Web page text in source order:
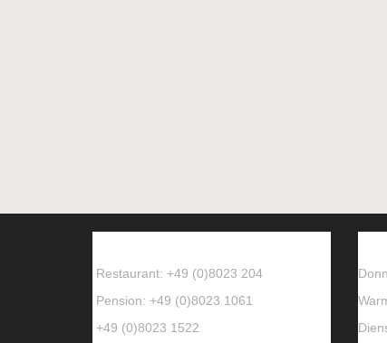
Restaurant: +49 (0)8023 204
Pension: +49 (0)8023 1061
+49 (0)8023 1522